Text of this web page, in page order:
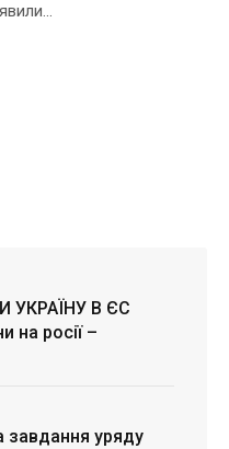
УКРАЇНУ В ЄС
на росії –
завдання уряду